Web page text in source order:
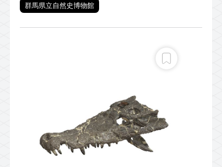
群馬県立自然史博物館